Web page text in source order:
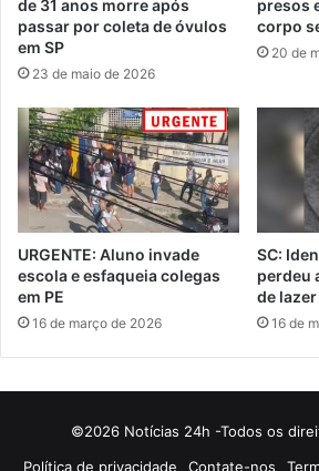
de 31 anos morre após
passar por coleta de óvulos
em SP
23 de maio de 2026
presos
corpo
20 de
URGENTE: Aluno invade
escola e esfaqueia colegas
em PE
16 de março de 2026
SC:
perdeu
de lazer
16 de
©2026 Notícias 24h -Todos os
Política de privacidade
Contate-nos